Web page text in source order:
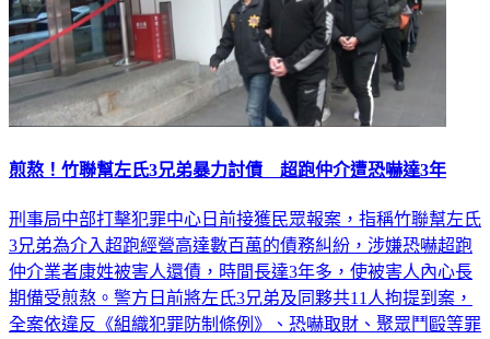
煎熬！竹聯幫左氏3兄弟暴力討債 超跑仲介遭恐嚇達3年
刑事局中部打擊犯罪中心日前接獲民眾報案，指稱竹聯幫左氏
3兄弟為介入超跑經營高達數百萬的債務糾紛，涉嫌恐嚇超跑
仲介業者康姓被害人還債，時間長達3年多，使被害人內心長
期備受煎熬。警方日前將左氏3兄弟及同夥共11人拘提到案，
全案依違反《組織犯罪防制條例》、恐嚇取財、聚眾鬥毆等罪